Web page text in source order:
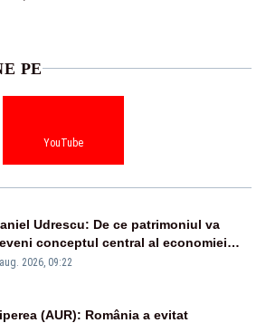
PE
YouTube
Udrescu: De ce patrimoniul va
conceptul central al economiei
2026, 09:22
(AUR): România a evitat